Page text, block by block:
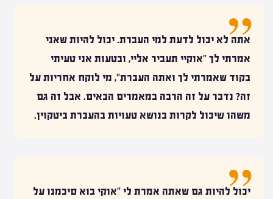
אתה לא יכול לדעת למי העברת. יכול להיות שאני
אמרתי לך "אוקיי תעביר אליי, ובטעות אני טעיתי
בקוד שאמרתי לך ואתה העברת", מי לוקח אחריות על
זה? נדבר על זה הרבה במאמרים הבאים. אבל זה גם
משהו שיכול לקרות בנושא טעויות בהעברת ביטקוין.
יכול להיות גם שאתה אמרת לי "אוקי בוא סיכמנו על